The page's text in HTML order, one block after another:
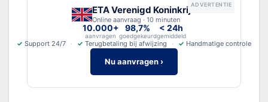
ADVERTENTIE
ETA Verenigd Koninkrijk
Online aanvraag · 10 minuten
10.000+
aanvragen
98,7%
goedgekeurd
< 24h
gemiddeld
✓ Support 24/7 ✓ Terugbetaling bij afwijzing ✓ Handmatige controle
Nu aanvragen ›